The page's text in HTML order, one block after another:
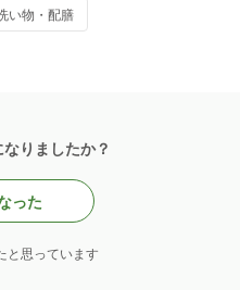
い物・配膳
りましたか？
った
と思っています